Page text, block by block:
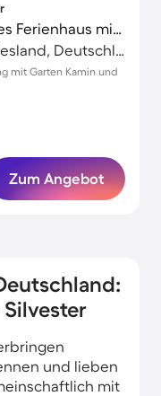
Voll ausgestattetes geräumiges Ferienhaus mit Garten und Terrasse | Haustiere erlaubt
Sankt Peter-Ording, Nordfriesland, Deutschland
mit Garten Kamin und
Zum Angebot
Silvester
und lieben
mit